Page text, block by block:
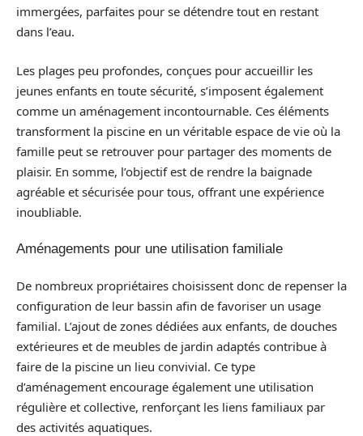
immergées, parfaites pour se détendre tout en restant
dans l’eau.
Les plages peu profondes, conçues pour accueillir les
jeunes enfants en toute sécurité, s’imposent également
comme un aménagement incontournable. Ces éléments
transforment la piscine en un véritable espace de vie où la
famille peut se retrouver pour partager des moments de
plaisir. En somme, l’objectif est de rendre la baignade
agréable et sécurisée pour tous, offrant une expérience
inoubliable.
Aménagements pour une utilisation familiale
De nombreux propriétaires choisissent donc de repenser la
configuration de leur bassin afin de favoriser un usage
familial. L’ajout de zones dédiées aux enfants, de douches
extérieures et de meubles de jardin adaptés contribue à
faire de la piscine un lieu convivial. Ce type
d’aménagement encourage également une utilisation
régulière et collective, renforçant les liens familiaux par
des activités aquatiques.